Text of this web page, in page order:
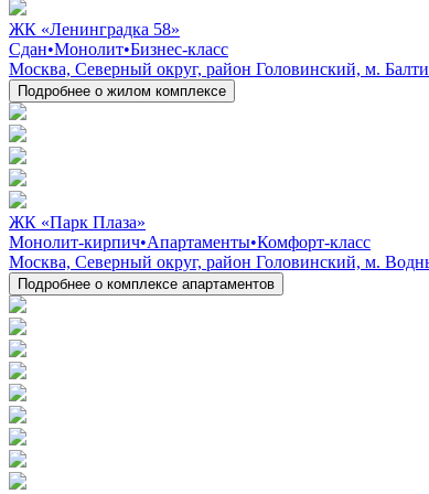
ЖК «Ленинградка 58»
Сдан•Монолит•Бизнес-класс
Москва, Северный округ, район Головинский, м.
Подробнее о жилом комплексе
ЖК «Парк Плаза»
Монолит-кирпич•Апартаменты•Комфорт-класс
Москва, Северный округ, район Головинский, м.
Подробнее о комплексе апартаментов